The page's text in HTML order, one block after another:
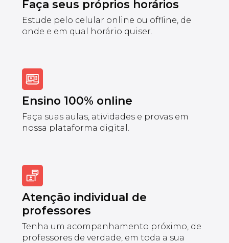
Faça seus próprios horários
Estude pelo celular online ou offline, de
onde e em qual horário quiser.
Ensino 100% online
Faça suas aulas, atividades e provas em
nossa plataforma digital.
Atenção individual de
professores
Tenha um acompanhamento próximo, de
professores de verdade, em toda a sua